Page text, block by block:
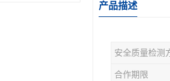
产品描述
安全质量检测
合作期限